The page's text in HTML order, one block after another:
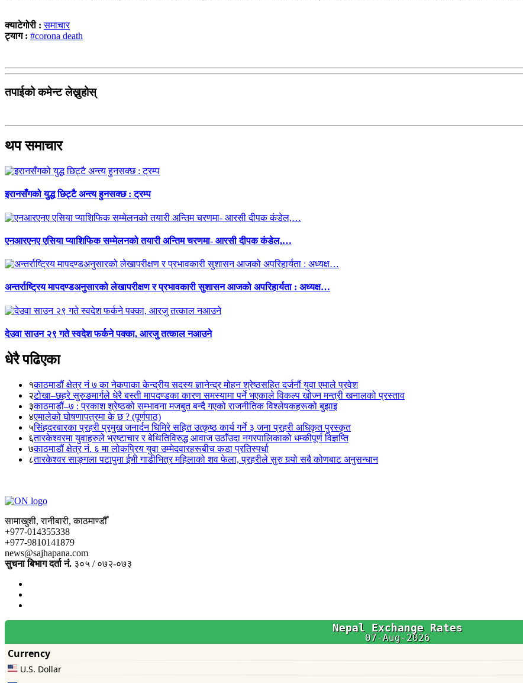
क्याटेगोरी :समाचार
ट्याग : #corona death
तपाईको कमेन्ट लेख्नुहोस्
थप समाचार
इरानसँगको युद्ध छिट्टै अन्त्य हुनसक्छ : ट्रम्प
एनआरएनए एसिया प्याशिफिक सम्मेलनको तयारी अन्तिम चरणमा- आरसी दीपक कंडेल,…
अन्तर्राष्ट्रिय मापदण्डअनुसारको लेखापरीक्षण र प्रभावकारी सुशासन आजको अपरिहार्यता : अध्यक्ष…
देउवा साउन २९ गते स्वदेश फर्कने पक्का, आरजु तत्काल नआउने
धेरै पढिएका
१काठमाडौं क्षेत्र नं ७ का नेकपाका केन्द्रीय सदस्य ज्ञानेन्द्र मोहन श्रेष्ठसहित दर्जनौं युवा एमाले प्रवेश
२टोखा–छहरे सुरुङमार्गले धेरै बस्ती मापदण्डका कारण समस्यामा पर्ने भएकाले विकल्प खोज्न मन्त्री खनालको प्रस्ताव
३काठमाडौं–७ : प्रकाश श्रेष्ठको सम्भावना मजबुत बन्दै गएको राजनीतिक विश्लेषकहरूको बुझाइ
४एमालेको घोषणापत्रमा के छ ? (पूर्णपाठ)
५सिंहदरबारका प्रहरी प्रमुख जनार्दन घिमिरे सहित उत्कृष्ठ कार्य गर्ने ३ जना प्रहरी अधिकृत पुरस्कृत
६तारकेश्वरमा युवाहरुले भ्रष्टाचार र बेथितिविरुद्ध आवाज उठाँउदा नगरपालिकाको धम्कीपूर्ण विज्ञप्ति
७काठमाडौं क्षेत्र नं. ६ मा लोकप्रिय युवा उम्मेदवारहरूबीच कडा प्रतिस्पर्धा
८तारकेश्वर साङ्गला पटापुमा ईभी गाडीभित्र महिलाको शव फेला, प्रहरीले सुरु गर्‍यो सबै कोणबाट अनुसन्धान
सामाखुशी, रानीबारी, काठमाण्डौँ
+977-014355338
+977-9810141879
news@sajhapana.com
सुचना बिभाग दर्ता नं. ३०५ / ०७२-०७३